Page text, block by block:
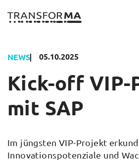
Inhalt
NEWS 05.10.2025
Kick-off VIP-
mit SAP
Im jüngsten VIP-Projekt
Innovationspotenziale und